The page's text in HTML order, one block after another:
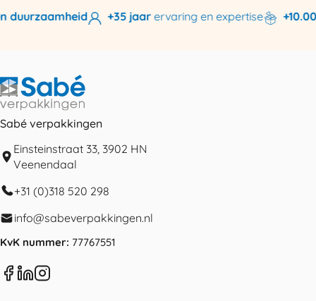
+35 jaarervaring en expertise
Sabé verpakkingen
Einsteinstraat 33, 3902 HN
Veenendaal
+31 (0)318 520 298
info@sabeverpakkingen.nl
KvK nummer: 77767551